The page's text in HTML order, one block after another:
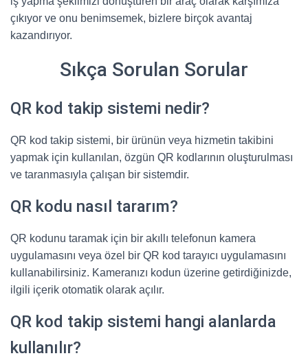
çıkıyor ve onu benimsemek, bizlere birçok avantaj
kazandırıyor.
Sıkça Sorulan Sorular
QR kod takip sistemi nedir?
QR kod takip sistemi, bir ürünün veya hizmetin takibini
yapmak için kullanılan, özgün QR kodlarının oluşturulması
ve taranmasıyla çalışan bir sistemdir.
QR kodu nasıl tararım?
QR kodunu taramak için bir akıllı telefonun kamera
uygulamasını veya özel bir QR kod tarayıcı uygulamasını
kullanabilirsiniz. Kameranızı kodun üzerine getirdiğinizde,
ilgili içerik otomatik olarak açılır.
QR kod takip sistemi hangi alanlarda
kullanılır?